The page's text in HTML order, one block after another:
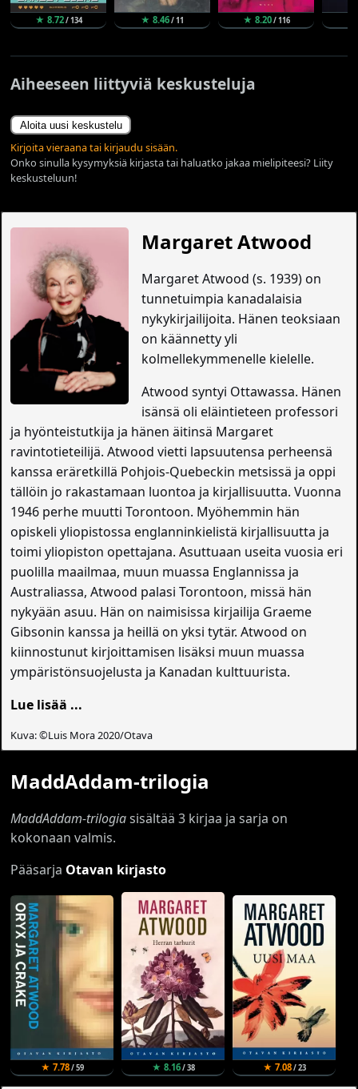
★ 8.72/ 134 ★ 8.46/ 11 ★ 8.20/ 116
Aiheeseen liittyviä keskusteluja
Aloita uusi keskustelu
Kirjoita vieraana tai kirjaudu sisään.
Onko sinulla kysymyksiä kirjasta tai haluatko jakaa mielipiteesi? Liity
keskusteluun!
Margaret Atwood
Margaret Atwood (s. 1939) on
tunnetuimpia kanadalaisia
nykykirjailijoita. Hänen teoksiaan
on käännetty yli
kolmellekymmenelle kielelle.
Atwood syntyi Ottawassa. Hänen
isänsä oli eläintieteen professori
ja hyönteistutkija ja hänen äitinsä Margaret
ravintotieteilijä. Atwood vietti lapsuutensa perheensä
kanssa eräretkillä Pohjois-Quebeckin metsissä ja oppi
tällöin jo rakastamaan luontoa ja kirjallisuutta. Vuonna
1946 perhe muutti Torontoon. Myöhemmin hän
opiskeli yliopistossa englanninkielistä kirjallisuutta ja
toimi yliopiston opettajana. Asuttuaan useita vuosia eri
puolilla maailmaa, muun muassa Englannissa ja
Australiassa, Atwood palasi Torontoon, missä hän
nykyään asuu. Hän on naimisissa kirjailija Graeme
Gibsonin kanssa ja heillä on yksi tytär. Atwood on
kiinnostunut kirjoittamisen lisäksi muun muassa
ympäristönsuojelusta ja Kanadan kulttuurista.
Lue lisää ...
Kuva: ©Luis Mora 2020/Otava
MaddAddam-trilogia
MaddAddam-trilogiasisältää 3 kirjaa ja sarja on
kokonaan valmis.
Pääsarja Otavan kirjasto
★ 7.78/ 59 ★ 8.16/ 38 ★ 7.08/ 23